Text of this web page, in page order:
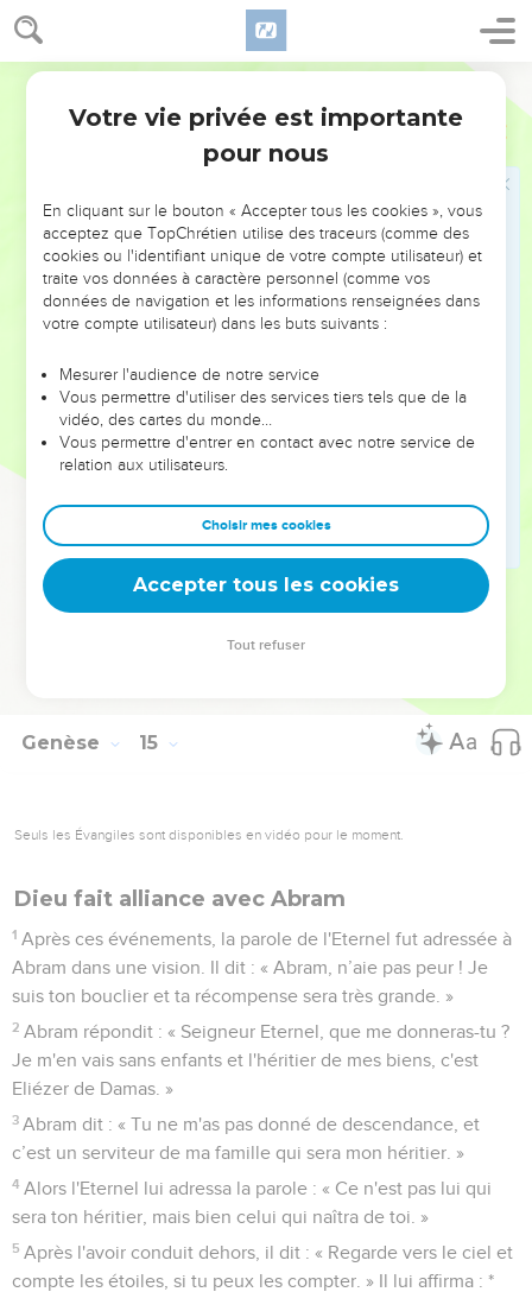
Genèse 14
Il ramena toutes les richesses. Il ramena même son neveu
Lot avec ses biens, ainsi que les femmes et le peuple.
Lorsque Abram revint de sa victoire sur Kedorlaomer et sur
rencontre dans la vallée de Shavé, c’est-à-dire la vallée du
Melchisédek, roi de Salem, fit apporter du pain et du vin. Il
était prêtre du Dieu très-haut.
Il bénit Abram en disant : « Qu'Abram soit béni par le Dieu
très-haut, le maître du ciel et de la terre !
Béni soit le Dieu très-haut qui a livré tes ennemis entre tes
Le roi de Sodome dit à Abram : « Donne-moi les personnes
et prends pour toi les richesses. »
Abram répondit au roi de Sodome : « Je le jure, la main
levée vers l'Eternel, le Dieu très-haut, le maître du ciel et de
la terre :
je ne prendrai rien de tout ce qui t’appartient, pas même
un fil ni un cordon de sandale, afin que tu ne puisses pas
dire : ‘C’est moi qui ai enrichi Abram.’
Il n’y aura rien pour moi, sauf ce qu'ont mangé les jeunes
Genèse 15
Seuls les Évangiles sont disponibles en vidéo pour le moment.
Dieu fait alliance avec Abram
1 Après ces événements, la parole de l'Eternel fut adressée à
Abram dans une vision. Il dit : « Abram, n’aie pas peur ! Je
suis ton bouclier et ta récompense sera très grande. »
2 Abram répondit : « Seigneur Eternel, que me donneras-tu ?
Je m'en vais sans enfants et l'héritier de mes biens, c'est
Eliézer de Damas. »
3 Abram dit : « Tu ne m'as pas donné de descendance, et
c’est un serviteur de ma famille qui sera mon héritier. »
4 Alors l'Eternel lui adressa la parole : « Ce n'est pas lui qui
sera ton héritier, mais bien celui qui naîtra de toi. »
5 Après l'avoir conduit dehors, il dit : « Regarde vers le ciel et
compte les étoiles, si tu peux les compter. » Il lui affirma : *
Votre vie privée est importante
pour nous
En cliquant sur le bouton « Accepter tous les cookies », vous
acceptez que TopChrétien utilise des traceurs (comme des
cookies ou l'identifiant unique de votre compte utilisateur) et
traite vos données à caractère personnel (comme vos
données de navigation et les informations renseignées dans
votre compte utilisateur) dans les buts suivants :
Mesurer l'audience de notre service
Vous permettre d'utiliser des services tiers tels que de la
vidéo, des cartes du monde…
Vous permettre d'entrer en contact avec notre service de
relation aux utilisateurs.
Choisir mes cookies
Accepter tous les cookies
Tout refuser